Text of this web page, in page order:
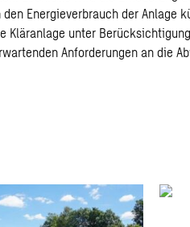
Energieverbrauch der Anlage
Kläranlage unter
Anforderungen an die